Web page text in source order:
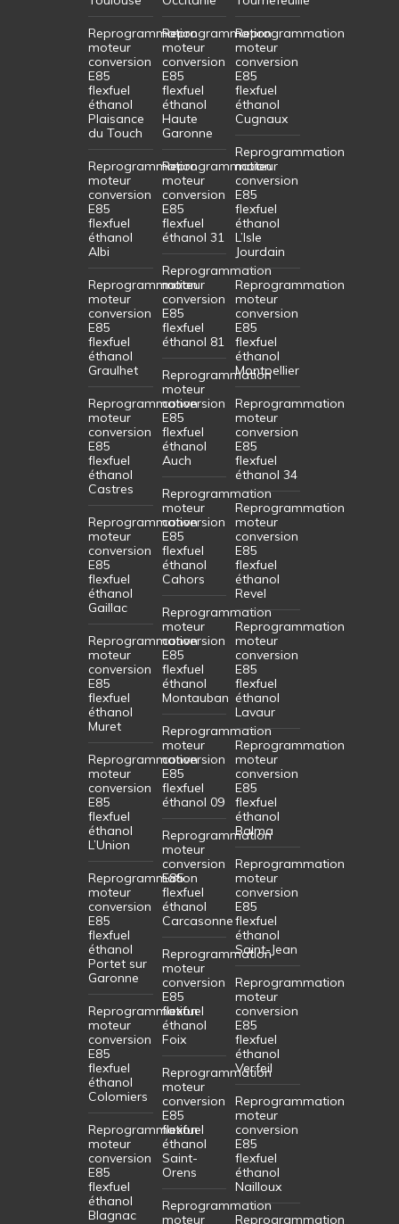
Reprogrammation
moteur
conversion
E85
flexfuel
éthanol
Plaisance
du Touch
Reprogrammation
moteur
conversion
E85
flexfuel
éthanol
Albi
Reprogrammation
moteur
conversion
E85
flexfuel
éthanol
Graulhet
Reprogrammation
moteur
conversion
E85
flexfuel
éthanol
Castres
Reprogrammation
moteur
conversion
E85
flexfuel
éthanol
Gaillac
Reprogrammation
moteur
conversion
E85
flexfuel
éthanol
Muret
Reprogrammation
moteur
conversion
E85
flexfuel
éthanol
L’Union
Reprogrammation
moteur
conversion
E85
flexfuel
éthanol
Portet sur
Garonne
Reprogrammation
moteur
conversion
E85
flexfuel
éthanol
Colomiers
Reprogrammation
moteur
conversion
E85
flexfuel
éthanol
Blagnac
Reprogrammation
moteur
conversion
E85
flexfuel
éthanol
Haute
Garonne
Reprogrammation
moteur
conversion
E85
flexfuel
éthanol 31
Reprogrammation
moteur
conversion
E85
flexfuel
éthanol 81
Reprogrammation
moteur
conversion
E85
flexfuel
éthanol
Auch
Reprogrammation
moteur
conversion
E85
flexfuel
éthanol
Cahors
Reprogrammation
moteur
conversion
E85
flexfuel
éthanol
Montauban
Reprogrammation
moteur
conversion
E85
flexfuel
éthanol 09
Reprogrammation
moteur
conversion
E85
flexfuel
éthanol
Carcasonne
Reprogrammation
moteur
conversion
E85
flexfuel
éthanol
Foix
Reprogrammation
moteur
conversion
E85
flexfuel
éthanol
Saint-
Orens
Reprogrammation
moteur
Reprogrammation
moteur
conversion
E85
flexfuel
éthanol
Cugnaux
Reprogrammation
moteur
conversion
E85
flexfuel
éthanol
L’Isle
Jourdain
Reprogrammation
moteur
conversion
E85
flexfuel
éthanol
Montpellier
Reprogrammation
moteur
conversion
E85
flexfuel
éthanol 34
Reprogrammation
moteur
conversion
E85
flexfuel
éthanol
Revel
Reprogrammation
moteur
conversion
E85
flexfuel
éthanol
Lavaur
Reprogrammation
moteur
conversion
E85
flexfuel
éthanol
Balma
Reprogrammation
moteur
conversion
E85
flexfuel
éthanol
Saint-Jean
Reprogrammation
moteur
conversion
E85
flexfuel
éthanol
Verfeil
Reprogrammation
moteur
conversion
E85
flexfuel
éthanol
Nailloux
Reprogrammation